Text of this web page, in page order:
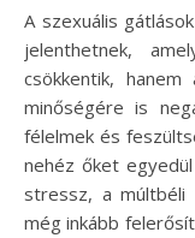
A szexuális gátlások sok ember életében komoly akadályt
jelenthetnek,
csökkentik,
minőségére is
félelmek és
nehéz őket
stressz, a múltbéli
még inkább